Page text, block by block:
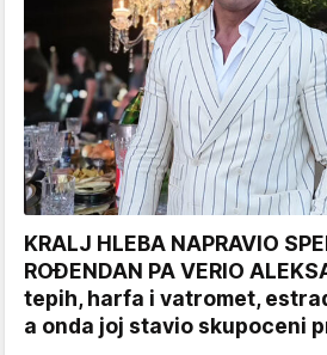
KRALJ HLEBA NAPRAVIO
ROĐENDAN PA VERIO
tepih, harfa i vatromet,
a onda joj stavio skupoceni